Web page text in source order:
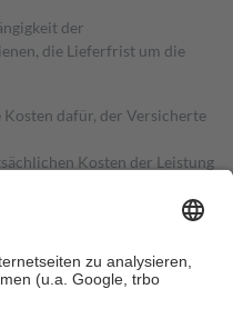
der
die Lieferfrist um die
dafür, der Versicherte
Kosten der Leistung